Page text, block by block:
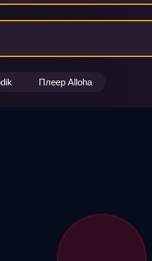
Плеер Alloha